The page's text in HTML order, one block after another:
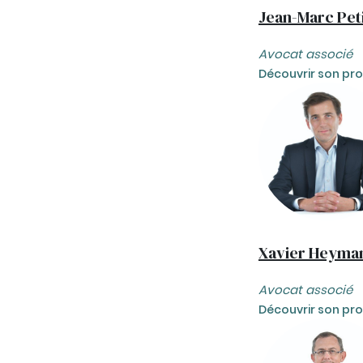
Jean-Marc
Avocat associé
Découvrir son
Xavier
Avocat associé
Découvrir son